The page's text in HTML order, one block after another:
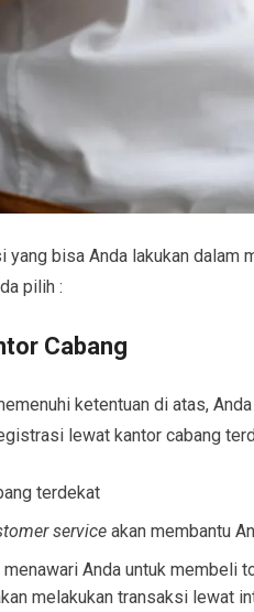
yang bisa Anda lakukan dalam
pilih :
Cabang
ketentuan di atas,
lewat kantor cabang
terdekat
service akan membantu
menawari Anda untuk membeli
melakukan transaksi lewat